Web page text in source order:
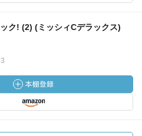
ク! (2) (ミッシィCデラックス)
3